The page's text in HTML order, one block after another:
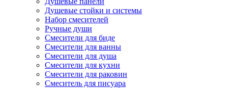
Душевые стойки и системы
Набор смесителей
Ручные души
Смесители для биде
Смесители для ванны
Смесители для душа
Смесители для кухни
Смесители для раковин
Смеситель для писуара